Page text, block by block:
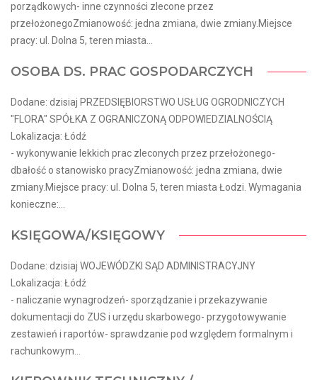
porządkowych- inne czynności zlecone przez
przełożonegoZmianowość: jedna zmiana, dwie zmiany.Miejsce
pracy: ul. Dolna 5, teren miasta...
OSOBA DS. PRAC GOSPODARCZYCH
Dodane: dzisiaj PRZEDSIĘBIORSTWO USŁUG OGRODNICZYCH
"FLORA" SPÓŁKA Z OGRANICZONĄ ODPOWIEDZIALNOŚCIĄ
Lokalizacja: Łódź
- wykonywanie lekkich prac zleconych przez przełożonego-
dbałość o stanowisko pracyZmianowość: jedna zmiana, dwie
zmiany.Miejsce pracy: ul. Dolna 5, teren miasta Łodzi. Wymagania
konieczne:...
KSIĘGOWA/KSIĘGOWY
Dodane: dzisiaj WOJEWÓDZKI SĄD ADMINISTRACYJNY
Lokalizacja: Łódź
- naliczanie wynagrodzeń- sporządzanie i przekazywanie
dokumentacji do ZUS i urzędu skarbowego- przygotowywanie
zestawień i raportów- sprawdzanie pod względem formalnym i
rachunkowym...